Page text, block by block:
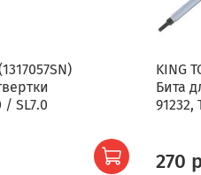
/ SL7.0
KING
Бита
91232,
270